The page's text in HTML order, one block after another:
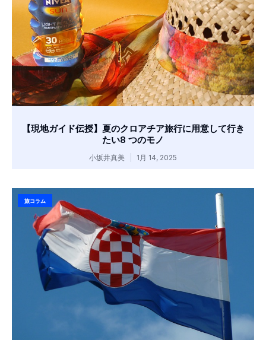
【現地ガイド伝授】夏のクロアチア旅行に用意して行き
たい8 つのモノ
小坂井真美 1月 14, 2025
旅コラム